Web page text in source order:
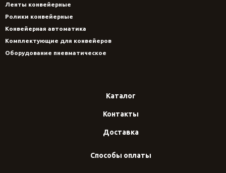
Ленты конвейерные
Ролики конвейерные
Конвейерная автоматика
Комплектующие для конвейеров
Оборудование пневматическое
Каталог
Контакты
Доставка
Способы оплаты